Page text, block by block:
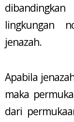
lingkungan
jenazah.
Apabila
maka
dari